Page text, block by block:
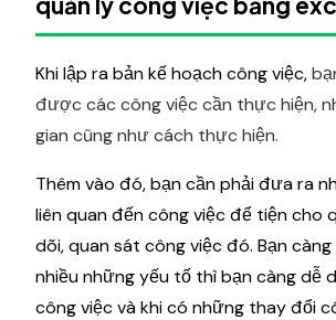
Khi lập ra bản kế hoạch công việc,
được các công việc cần thực hiện,
gian cũng như cách thực hiện.
Thêm vào đó, bạn cần phải đưa ra
liên quan đến công việc để tiện cho
dõi, quan sát công việc đó. Bạn
nhiều những yếu tố thì bạn càng dễ
công việc và khi có những thay đổi